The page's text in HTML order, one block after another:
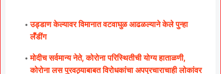
उड्डाण केल्यावर विमानात वटवाघुळ आढळल्याने केले पुन्हा
लॅँडींग
मोदीच सर्वमान्य नेते, कोरोना परिस्थितीची योग्य हाताळणी,
कोरोना लस पुरवठ्याबाबत विरोधकांचा अपप्रचाराचाही लोकांवर